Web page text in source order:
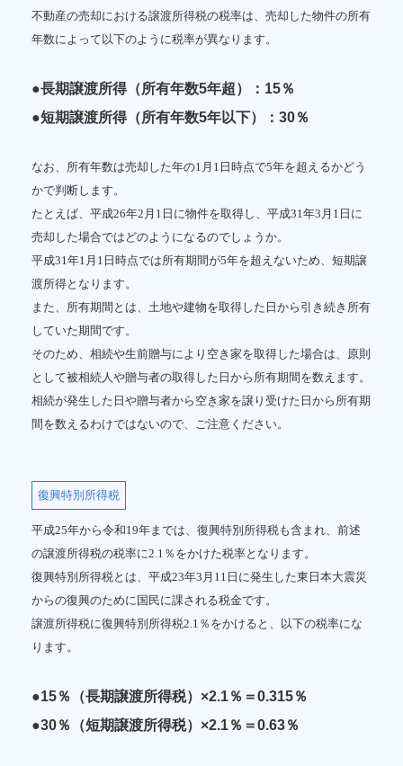
不動産の売却における譲渡所得税の税率は、売却した物件の所有
年数によって以下のように税率が異なります。
●長期譲渡所得（所有年数5年超）：15％
●短期譲渡所得（所有年数5年以下）：30％
なお、所有年数は売却した年の1月1日時点で5年を超えるかどう
かで判断します。
たとえば、平成26年2月1日に物件を取得し、平成31年3月1日に
売却した場合ではどのようになるのでしょうか。
平成31年1月1日時点では所有期間が5年を超えないため、短期譲
渡所得となります。
また、所有期間とは、土地や建物を取得した日から引き続き所有
していた期間です。
そのため、相続や生前贈与により空き家を取得した場合は、原則
として被相続人や贈与者の取得した日から所有期間を数えます。
相続が発生した日や贈与者から空き家を譲り受けた日から所有期
間を数えるわけではないので、ご注意ください。
復興特別所得税
平成25年から令和19年までは、復興特別所得税も含まれ、前述
の譲渡所得税の税率に2.1％をかけた税率となります。
復興特別所得税とは、平成23年3月11日に発生した東日本大震災
からの復興のために国民に課される税金です。
譲渡所得税に復興特別所得税2.1％をかけると、以下の税率にな
ります。
●15％（長期譲渡所得税）×2.1％＝0.315％
●30％（短期譲渡所得税）×2.1％＝0.63％